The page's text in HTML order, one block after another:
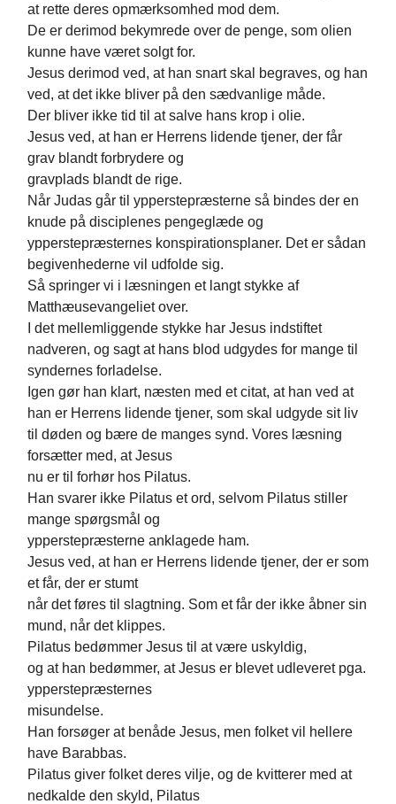
at rette deres opmærksomhed mod dem.
De er derimod bekymrede over de penge, som olien
kunne have været solgt for.
Jesus derimod ved, at han snart skal begraves, og han
ved, at det ikke bliver på den sædvanlige måde.
Der bliver ikke tid til at salve hans krop i olie.
Jesus ved, at han er Herrens lidende tjener, der får
grav blandt forbrydere og
gravplads blandt de rige.
Når Judas går til ypperstepræsterne så bindes der en
knude på disciplenes pengeglæde og
ypperstepræsternes konspirationsplaner. Det er sådan
begivenhederne vil udfolde sig.
Så springer vi i læsningen et langt stykke af
Matthæusevangeliet over.
I det mellemliggende stykke har Jesus indstiftet
nadveren, og sagt at hans blod udgydes for mange til
syndernes forladelse.
Igen gør han klart, næsten med et citat, at han ved at
han er Herrens lidende tjener, som skal udgyde sit liv
til døden og bære de manges synd. Vores læsning
forsætter med, at Jesus
nu er til forhør hos Pilatus.
Han svarer ikke Pilatus et ord, selvom Pilatus stiller
mange spørgsmål og
ypperstepræsterne anklagede ham.
Jesus ved, at han er Herrens lidende tjener, der er som
et får, der er stumt
når det føres til slagtning. Som et får der ikke åbner sin
mund, når det klippes.
Pilatus bedømmer Jesus til at være uskyldig,
og at han bedømmer, at Jesus er blevet udleveret pga.
ypperstepræsternes
misundelse.
Han forsøger at benåde Jesus, men folket vil hellere
have Barabbas.
Pilatus giver folket deres vilje, og de kvitterer med at
nedkalde den skyld, Pilatus